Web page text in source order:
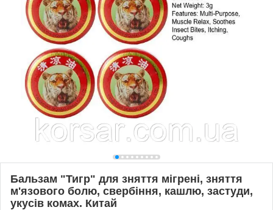
Бальзам "Тигр" для зняття мігрені, зняття
м'язового болю, свербіння, кашлю, застуди,
укусів комах. Китай